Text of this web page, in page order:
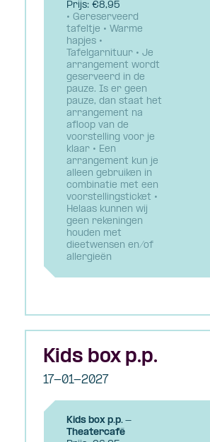
Prijs: €8,95
• Gereserveerd
tafeltje • Warme
hapjes •
Tafelgarnituur • Je
arrangement wordt
geserveerd in de
pauze. Is er geen
pauze, dan staat het
arrangement na
afloop van de
voorstelling voor je
klaar • Een
arrangement kun je
alleen gebruiken in
combinatie met een
voorstellingsticket •
Helaas kunnen wij
geen rekeningen
houden met
dieetwensen en/of
allergieën
Kids box p.p.
17-01-2027
Kids box p.p. -
Theatercafé